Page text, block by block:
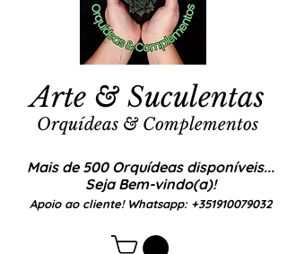
Mais de 500 Orquídeas disponíveis...
Seja Bem-vindo(a)!
Apoio ao cliente! Whatsapp: +351910079032
Arte & Suculentas
Orquídeas & Complementos